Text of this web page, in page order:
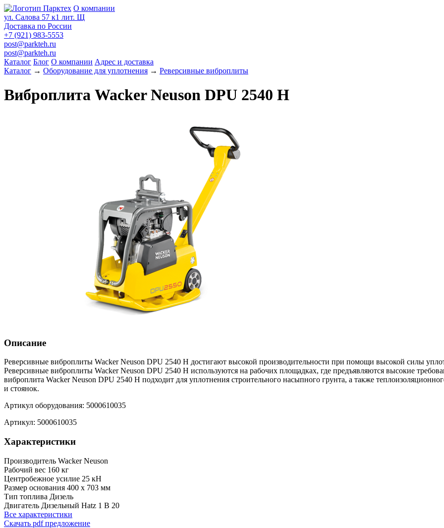
О компании
ул. Салова 57 к1 лит. Щ
Доставка по России
+7 (921) 983-5553
post@parkteh.ru
post@parkteh.ru
Каталог Блог О компании Адрес и доставка
Каталог → Оборудование для уплотнения → Реверсивные виброплиты
Виброплита Wacker Neuson DPU 2540 H
Описание
Реверсивные виброплиты Wacker Neuson DPU 2540 H достигают высокой производительности при помощи высокой силы
Реверсивные виброплиты Wacker Neuson DPU 2540 H используются на рабочих площадках, где предъявляются высокие
виброплита Wacker Neuson DPU 2540 H подходит для уплотнения строительного насыпного грунта, а также
и стоянок.
Артикул оборудования: 5000610035
Артикул: 5000610035
Характеристики
Производитель Wacker Neuson
Рабочий вес 160 кг
Центробежное усилие 25 кН
Размер основания 400 x 703 мм
Тип топлива Дизель
Двигатель Дизельный Hatz 1 B 20
Все характеристики
Скачать pdf предложение